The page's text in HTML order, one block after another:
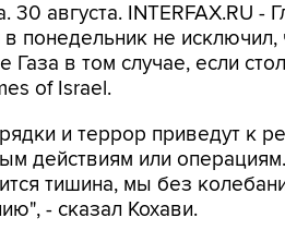
30 августа. INTERFAX.RU
в понедельник не
Газа в том случае, если
of Israel.
и террор приведут к
действиям или
тишина, мы без
- сказал Кохави.